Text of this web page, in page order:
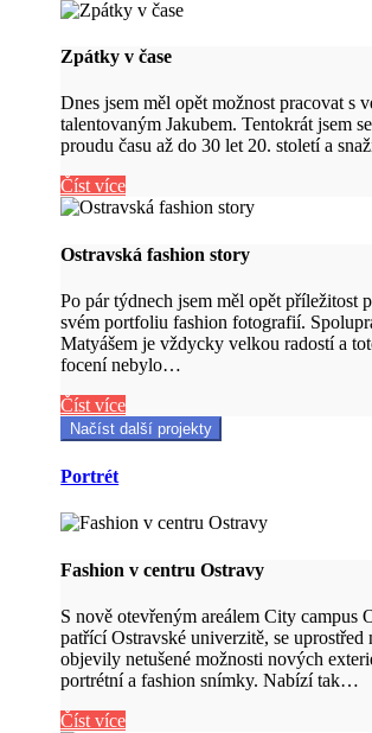
Zpátky v čase
Dnes jsem měl opět možnost pracovat s
talentovaným Jakubem. Tentokrát jsem
proudu času až do 30 let 20. století a
Číst více
Ostravská fashion story
Po pár týdnech jsem měl opět příležitost
svém portfoliu fashion fotografií.
Matyášem je vždycky velkou radostí a
focení nebylo…
Číst více
Načíst další projekty
Portrét
Fashion v centru Ostravy
S nově otevřeným areálem City campus
patřící Ostravské univerzitě, se uprostřed
objevily netušené možnosti nových
portrétní a fashion snímky. Nabízí tak…
Číst více